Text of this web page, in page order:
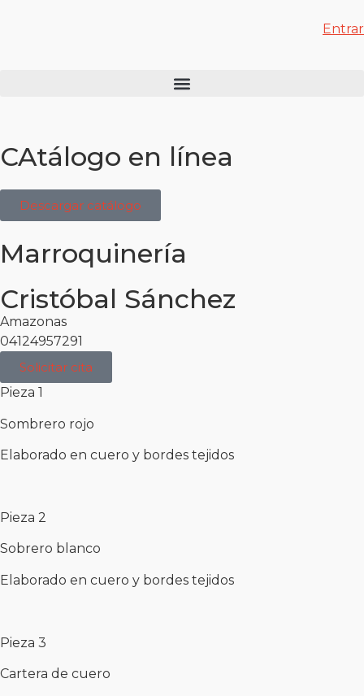
Entrar
CAtálogo en línea
Descargar catálogo
Marroquinería
Cristóbal Sánchez
Amazonas
04124957291
Solicitar cita
Pieza 1
Sombrero rojo
Elaborado en cuero y bordes tejidos
Pieza 2
Sobrero blanco
Elaborado en cuero y bordes tejidos
Pieza 3
Cartera de cuero